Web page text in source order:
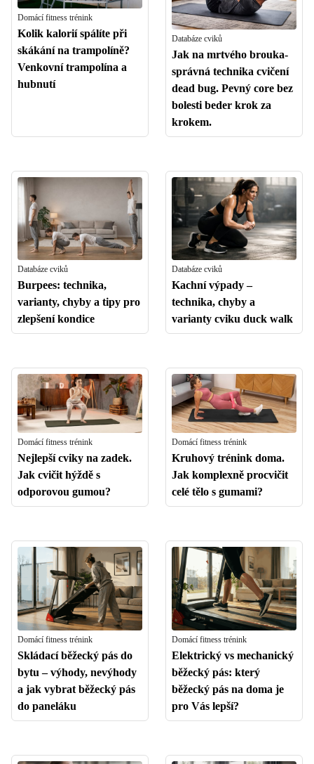
Domácí fitness trénink
Kolik kalorií spálíte při
skákání na trampolíně?
Venkovní trampolína a
hubnutí
Databáze cviků
Jak na mrtvého brouka-
správná technika cvičení
dead bug. Pevný core bez
bolesti beder krok za
krokem.
Databáze cviků
Burpees: technika,
varianty, chyby a tipy pro
zlepšení kondice
Databáze cviků
Kachní výpady –
technika, chyby a
varianty cviku duck walk
Domácí fitness trénink
Nejlepší cviky na zadek.
Jak cvičit hýždě s
odporovou gumou?
Domácí fitness trénink
Kruhový trénink doma.
Jak komplexně procvičit
celé tělo s gumami?
Domácí fitness trénink
Skládací běžecký pás do
bytu – výhody, nevýhody
a jak vybrat běžecký pás
do paneláku
Domácí fitness trénink
Elektrický vs mechanický
běžecký pás: který
běžecký pás na doma je
pro Vás lepší?